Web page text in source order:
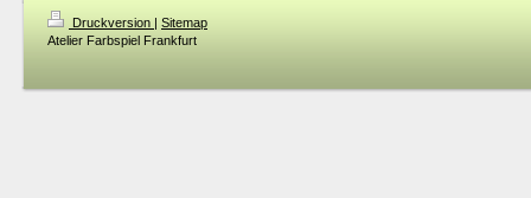
Druckversion | Sitemap
Atelier Farbspiel Frankfurt